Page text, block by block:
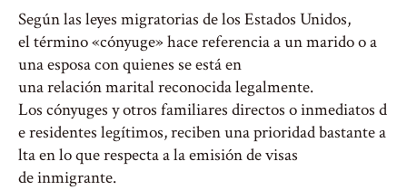
Según las leyes migratorias de los Estados Unidos,
el término «cónyuge» hace referencia a un marido o a
una esposa con quienes se está en
una relación marital reconocida legalmente.
Los cónyuges y otros familiares directos o inmediatos d
e residentes legítimos, reciben una prioridad bastante a
lta en lo que respecta a la emisión de visas
de inmigrante.